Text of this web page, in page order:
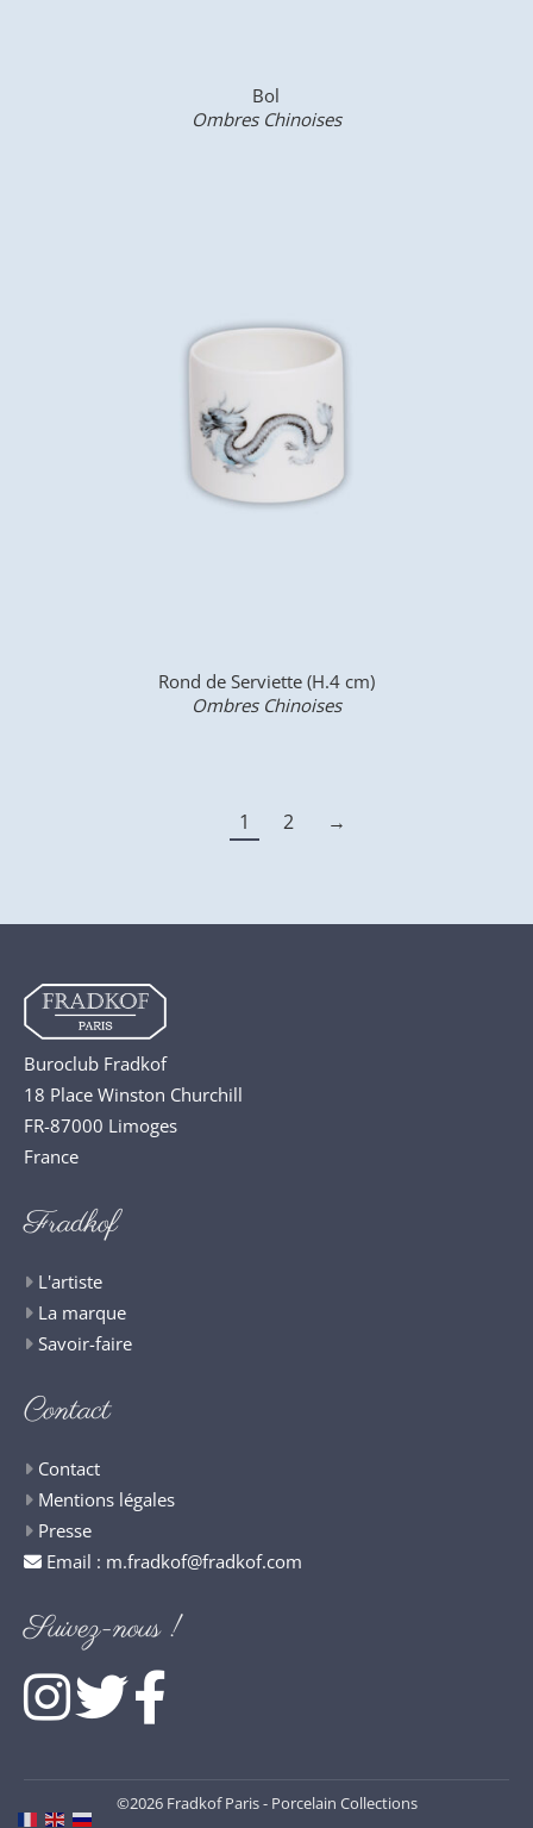
Bol
Ombres Chinoises
Rond de Serviette (H.4 cm)
Ombres Chinoises
1 2 →
Buroclub Fradkof
18 Place Winston Churchill
FR-87000 Limoges
France
Fradkof
L'artiste
La marque
Savoir-faire
Contact
Contact
Mentions légales
Presse
Email : m.fradkof@fradkof.com
Suivez-nous !
©2026 Fradkof Paris - Porcelain Collections